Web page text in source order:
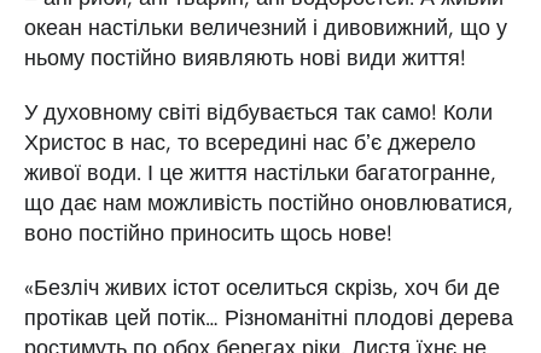
океан настільки величезний і дивовижний, що у
ньому постійно виявляють нові види життя!
У духовному світі відбувається так само! Коли
Христос в нас, то всередині нас бʼє джерело
живої води. І це життя настільки багатогранне,
що дає нам можливість постійно оновлюватися,
воно постійно приносить щось нове!
«Безліч живих істот оселиться скрізь, хоч би де
протікав цей потік… Різноманітні плодові дерева